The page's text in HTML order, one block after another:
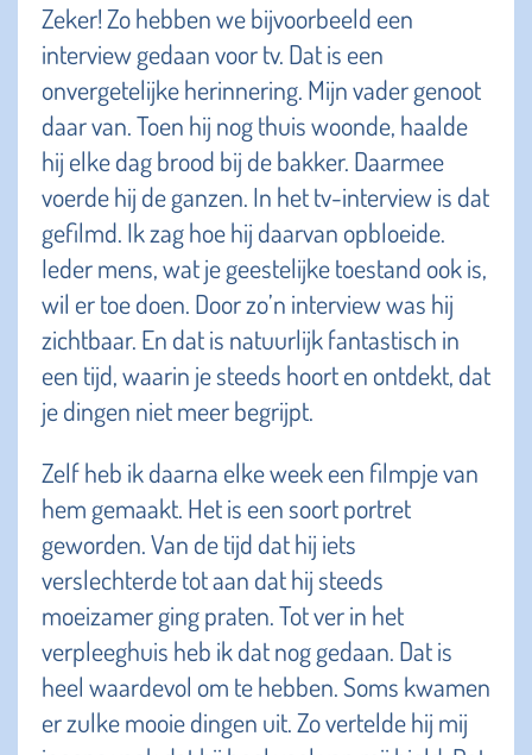
Zeker! Zo hebben we bijvoorbeeld een
interview gedaan voor tv. Dat is een
onvergetelijke herinnering. Mijn vader genoot
daar van. Toen hij nog thuis woonde, haalde
hij elke dag brood bij de bakker. Daarmee
voerde hij de ganzen. In het tv-interview is dat
gefilmd. Ik zag hoe hij daarvan opbloeide.
Ieder mens, wat je geestelijke toestand ook is,
wil er toe doen. Door zo’n interview was hij
zichtbaar. En dat is natuurlijk fantastisch in
een tijd, waarin je steeds hoort en ontdekt, dat
je dingen niet meer begrijpt.
Zelf heb ik daarna elke week een filmpje van
hem gemaakt. Het is een soort portret
geworden. Van de tijd dat hij iets
verslechterde tot aan dat hij steeds
moeizamer ging praten. Tot ver in het
verpleeghuis heb ik dat nog gedaan. Dat is
heel waardevol om te hebben. Soms kwamen
er zulke mooie dingen uit. Zo vertelde hij mij